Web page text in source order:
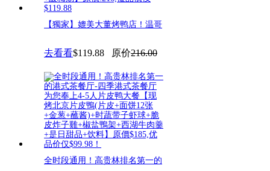
【獨家】媲美大董烤鸭店！温哥
烤
去看看$119.88 原价216.00
全时段通用！高贵林排名第一的